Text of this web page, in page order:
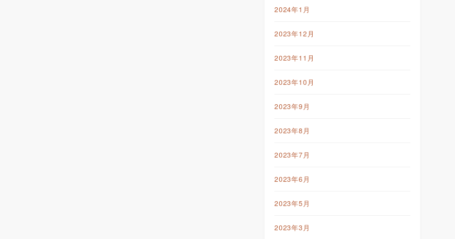
2024年1月
2023年12月
2023年11月
2023年10月
2023年9月
2023年8月
2023年7月
2023年6月
2023年5月
2023年3月